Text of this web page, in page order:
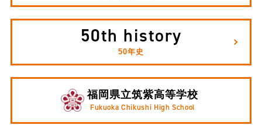
50th history
50年史
福岡県立筑紫高等学校
Fukuoka Chikushi High School